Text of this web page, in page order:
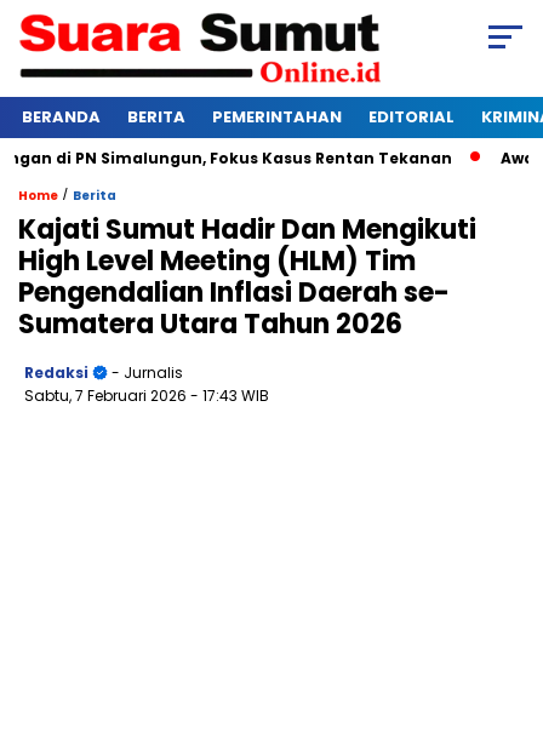
BERANDA BERITA PEMERINTAHAN EDITORIAL
PN Simalungun, Fokus Kasus Rentan Tekanan Awas
Home / Berita
Kajati Sumut Hadir Dan Mengikuti
High Level Meeting (HLM) Tim
Pengendalian Inflasi Daerah se-
Sumatera Utara Tahun 2026
Redaksi
- Jurnalis
Sabtu, 7 Februari 2026 - 17:43 WIB